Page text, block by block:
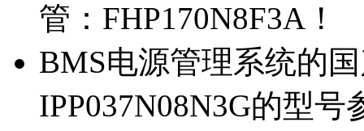
管：FHP170N8F3A！
BMS电源管理系统的
IPP037N08N3G的型号